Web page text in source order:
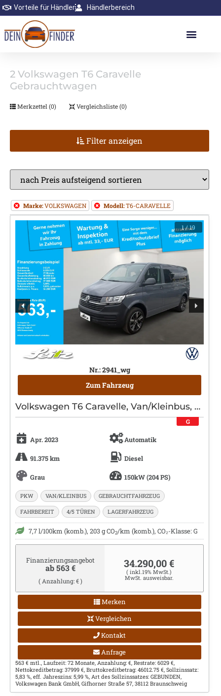
Vorteile für Händler Händlerbereich
2 Volkswagen T6 Caravelle
Gebrauchtwagen
Merkzettel (0) Vergleichsliste (0)
Filter anzeigen
Marke:VOLKSWAGEN Modell:T6-CARAVELLE
1/ 19
Nr.: 2941_wg
Zum Fahrzeug
Volkswagen T6 Caravelle, Van/Kleinbus, Diesel, Automatik, Grau
Apr. 2023 Automatik
91.375 km Diesel
Grau 150kW (204 PS)
G
PKW VAN/KLEINBUS GEBRAUCHTFAHRZEUG
FAHRBEREIT 4/5 TÜREN LAGERFAHRZEUG
7,7 l/100km (komb.), 203 g CO2/km (komb.), CO₂-Klasse: G
Finanzierungsangebot
ab 563 €
( Anzahlung: € )
34.290,00 €
( inkl.19% MwSt.)
MwSt. ausweisbar.
Merken
Vergleichen
Kontakt
Anfrage
563 € mtl., Laufzeit: 72 Monate, Anzahlung: €, Restrate: 6029 €,
Nettokreditbetrag: 37999 €, Bruttokreditbetrag: 46012.75 €, Sollzinssatz:
5,83 %, eff. Jahreszins: 5,99 %, Art des Sollzinssatzes: GEBUNDEN,
Volkswagen Bank GmbH, Gifhorner Straße 57, 38112 Braunschweig